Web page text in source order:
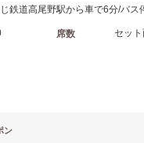
鉄道高尾野駅から車で6分/バス
席数 セッ
ン